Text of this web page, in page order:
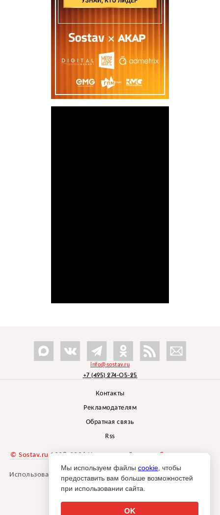
info@sostav.ru
+7 (495) 274-05-25
Контакты
Рекламодателям
Обратная связь
Rss
© Sostav.ru 1998-2026 Независимый проектбрендингового
агентства Depot
Использование материалов Sostav.ru допустимо только при
указании источника.
Мы используем файлы cookie , чтобы
предоставить вам больше возможностей
при использовании сайта.
OK